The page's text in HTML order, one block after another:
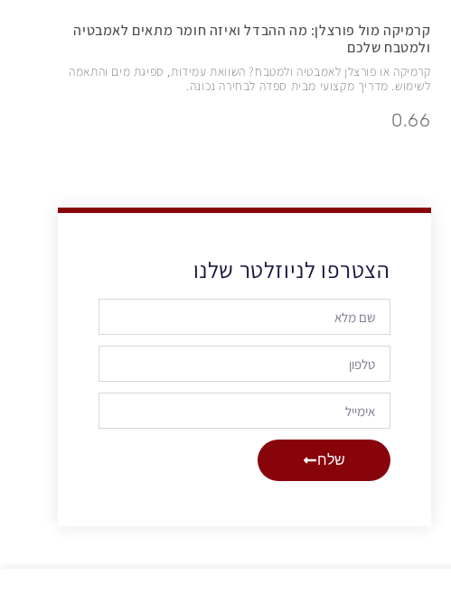
קרמיקה מול פורצלן: מה ההבדל ואיזה חומר מתאים לאמבטיה
ולמטבח שלכם
קרמיקה או פורצלן לאמבטיה ולמטבח? השוואת עמידות, ספיגת מים והתאמה
לשימוש. מדריך מקצועי מבית ספדה לבחירה נכונה.
הצטרפו לניוזלטר שלנו
שלח